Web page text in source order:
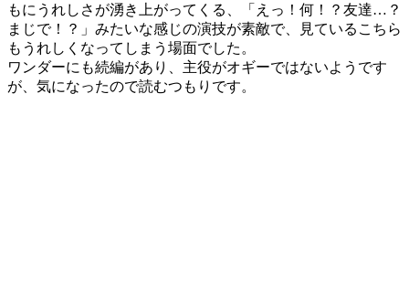
もにうれしさが湧き上がってくる、「えっ！何！？友達…？
まじで！？」みたいな感じの演技が素敵で、見ているこちら
もうれしくなってしまう場面でした。
ワンダーにも続編があり、主役がオギーではないようです
が、気になったので読むつもりです。